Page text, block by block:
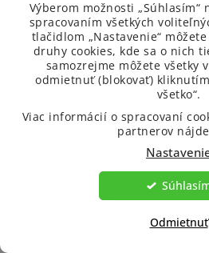
Výberom možnosti „Súhlasím“
spracovaním všetkých
tlačidlom „Nastavenie“
druhy cookies, kde sa o nich
samozrejme môžete všetky
odmietnuť (blokovať)
všetko“.
Viac informácií o spracovaní
partnerov
Odmietnuť
Kontakt
info@venira.sk
+420 770 118 595